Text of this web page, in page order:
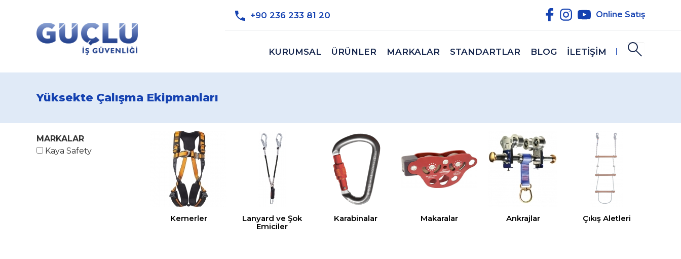
+90 236 233 81 20 Online Satış
KURUMSAL ÜRÜNLER MARKALAR STANDARTLAR BLOG İLETİŞİM
Yüksekte Çalışma Ekipmanları
MARKALAR
Kaya Safety
Kemerler
Lanyard ve Şok
Emiciler
Karabinalar Makaralar Ankrajlar Çıkış Aletleri